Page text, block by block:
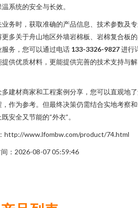
系统的安全与长效。
业务时，获取准确的产品信息、技术参数及
多关于舟山地区外墙岩棉板、岩棉复合板
务，您可以通过电话 133-3326-9827进行
供优质材料，更能提供完善的技术支持与
建材商家和工程案例分享，您可以直观地
作为参考。但最终决策仍需结合实地考察
安全又节能的“外衣”。
http://www.lfombw.com/product/74.html
：2026-08-07 05:59:46